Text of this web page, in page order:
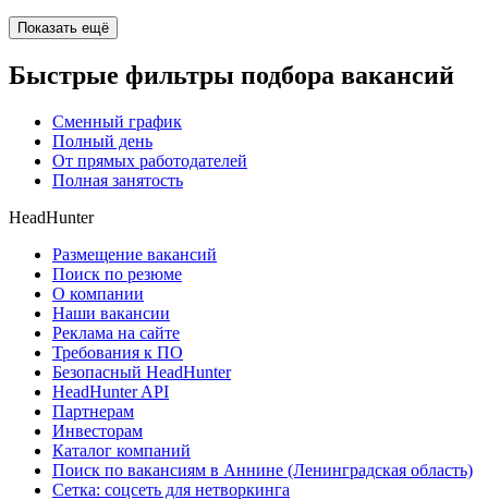
Показать ещё
Быстрые фильтры подбора вакансий
Сменный график
Полный день
От прямых работодателей
Полная занятость
HeadHunter
Размещение вакансий
Поиск по резюме
О компании
Наши вакансии
Реклама на сайте
Требования к ПО
Безопасный HeadHunter
HeadHunter API
Партнерам
Инвесторам
Каталог компаний
Поиск по вакансиям в Аннине (Ленинградская область)
Сетка: соцсеть для нетворкинга